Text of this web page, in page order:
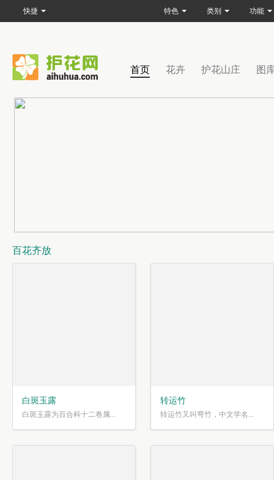
首页 花卉 护花山庄 图
百花齐放
白斑玉露
白斑玉露为百合科十二卷属...
转运竹
转运竹又叫弯竹，中文学名...
快捷 特色 类别 功能